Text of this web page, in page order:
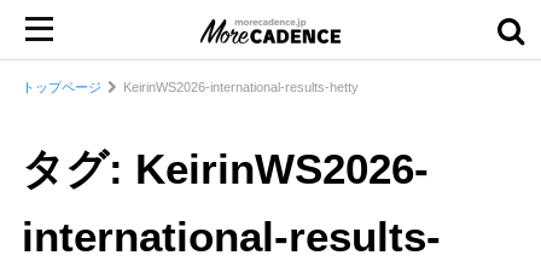
トップページ KeirinWS2026-international-results-hetty
タグ: KeirinWS2026-
international-results-